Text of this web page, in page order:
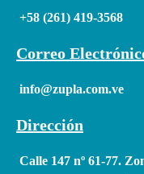
+58 (261) 419-3568
Correo
info@zupla.com.ve
Dirección
Calle 147 nº 61-77.